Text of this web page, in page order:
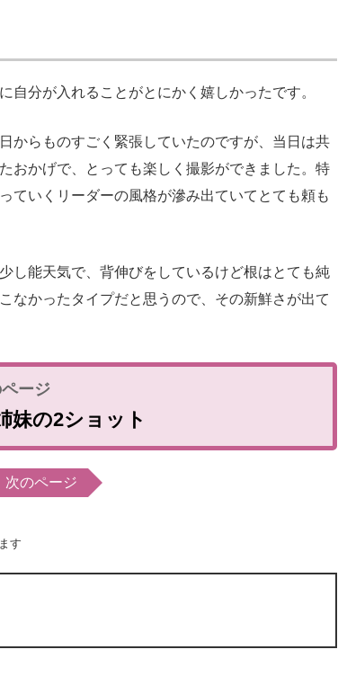
分が入れることがとにかく嬉しかったです。
らものすごく緊張していたのですが、当日は共
おかげで、とっても楽しく撮影ができました。特
ていくリーダーの風格が滲み出ていてとても頼も
能天気で、背伸びをしているけど根はとても純
なかったタイプだと思うので、その新鮮さが出て
妹の2ショット
次のページ
す